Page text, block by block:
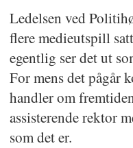
Ledelsen ved
flere medieutspill
egentlig ser det ut
For mens det pågår
handler om
assisterende rektor
som det er.